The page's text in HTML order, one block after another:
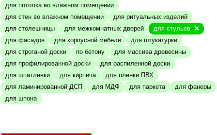
для потолка во влажном помещении
для стен во влажном помещении
для ритуальных изделий
для столешницы
для межкомнатных дверей
для стульев
для фасадов
для корпусной мебели
для штукатурки
для строганой доски
по бетону
для массива древесины
для профилированной доски
для распиленной доски
для шпатлевки
для кирпича
для пленки ПВХ
для ламинированной ДСП
для МДФ для паркета
для фанеры
для шпона